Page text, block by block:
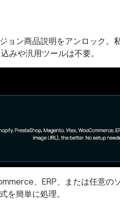
ン商品説明をアンロック。
みや汎用ツールは不要。
、ERP、または任意の
を簡単に処理。